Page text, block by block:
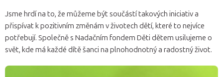
Jsme hrdí na to, že můžeme být součástí takových iniciativ a
přispívat k pozitivním změnám v životech dětí, které to nejvíce
potřebují. Společně s Nadačním fondem Děti dětem usilujeme o
svět, kde má každé dítě šanci na plnohodnotný a radostný život.